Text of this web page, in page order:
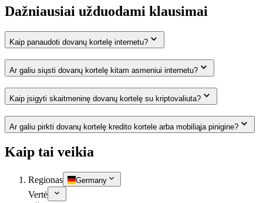
Dažniausiai užduodami klausimai
Kaip panaudoti dovanų kortelę internetu?
Ar galiu siųsti dovanų kortelę kitam asmeniui internetu?
Kaip įsigyti skaitmeninę dovanų kortelę su kriptovaliuta?
Ar galiu pirkti dovanų kortelę kredito kortele arba mobiliąja pinigine?
Kaip tai veikia
Regionas Germany
Vertė